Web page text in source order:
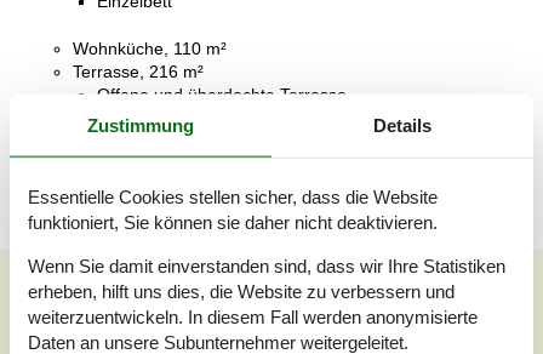
Wohnküche, 110 m²
Terrasse, 216 m²
Offene und überdachte Terrasse
Poolraum, 45 m²
Unsere Gästebewertungen
Unsere Gästebewertungen
Zustimmung Details
Essentielle Cookies stellen sicher, dass die Website
funktioniert, Sie können sie daher nicht deaktivieren.
Wenn Sie damit einverstanden sind, dass wir Ihre Statistiken
erheben, hilft uns dies, die Website zu verbessern und
weiterzuentwickeln. In diesem Fall werden anonymisierte
Daten an unsere Subunternehmer weitergeleitet.